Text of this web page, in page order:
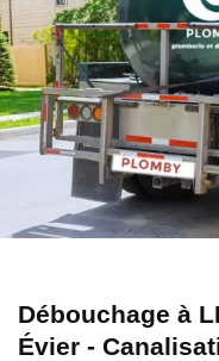
Débouchage à
Évier -